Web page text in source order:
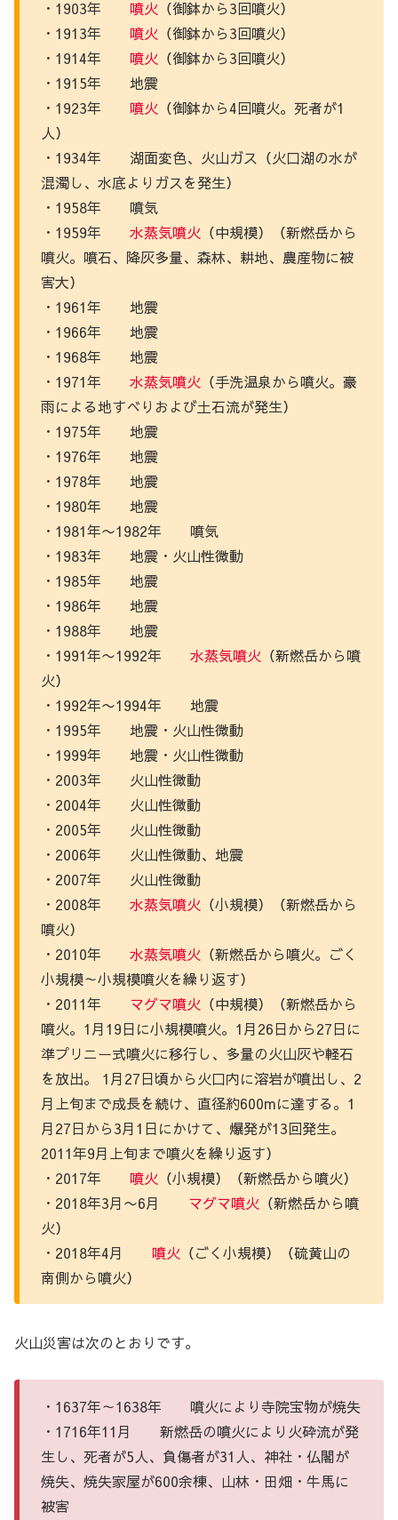
・1903年 噴火 （御鉢から3回噴火）
・1913年 噴火 （御鉢から3回噴火）
・1914年 噴火 （御鉢から3回噴火）
・1915年 地震
・1923年 噴火 （御鉢から4回噴火。死者が1
人）
・1934年 湖面変色、火山ガス（火口湖の水が
混濁し、水底よりガスを発生）
・1958年 噴気
・1959年 水蒸気噴火 （中規模）（新燃岳から
噴火。噴石、降灰多量、森林、耕地、農産物に被
害大）
・1961年 地震
・1966年 地震
・1968年 地震
・1971年 水蒸気噴火 （手洗温泉から噴火。豪
雨による地すべりおよび土石流が発生）
・1975年 地震
・1976年 地震
・1978年 地震
・1980年 地震
・1981年〜1982年 噴気
・1983年 地震・火山性微動
・1985年 地震
・1986年 地震
・1988年 地震
・1991年〜1992年 水蒸気噴火 （新燃岳から噴
火）
・1992年〜1994年 地震
・1995年 地震・火山性微動
・1999年 地震・火山性微動
・2003年 火山性微動
・2004年 火山性微動
・2005年 火山性微動
・2006年 火山性微動、地震
・2007年 火山性微動
・2008年 水蒸気噴火 （小規模）（新燃岳から
噴火）
・2010年 水蒸気噴火 （新燃岳から噴火。ごく
小規模～小規模噴火を繰り返す）
・2011年 マグマ噴火 （中規模）（新燃岳から
噴火。1月19日に小規模噴火。1月26日から27日に
準プリニー式噴火に移行し、多量の火山灰や軽石
を放出。 1月27日頃から火口内に溶岩が噴出し、2
月上旬まで成長を続け、直径約600mに達する。1
月27日から3月1日にかけて、爆発が13回発生。
2011年9月上旬まで噴火を繰り返す）
・2017年 噴火 （小規模）（新燃岳から噴火）
・2018年3月〜6月 マグマ噴火 （新燃岳から噴
火）
・2018年4月 噴火 （ごく小規模）（硫黄山の
南側から噴火）
火山災害は次のとおりです。
・1637年～1638年 噴火により寺院宝物が焼失
・1716年11月 新燃岳の噴火により火砕流が発
生し、死者が5人、負傷者が31人、神社・仏閣が
焼失、焼失家屋が600余棟、山林・田畑・牛馬に
被害